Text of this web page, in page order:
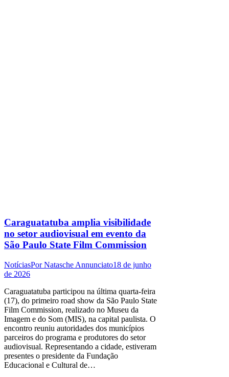
Caraguatatuba amplia visibilidade
no setor audiovisual em evento da
São Paulo State Film Commission
NotíciasPorNatasche Annunciato18 de junho
de 2026
Caraguatatuba participou na última quarta-feira
(17), do primeiro road show da São Paulo State
Film Commission, realizado no Museu da
Imagem e do Som (MIS), na capital paulista. O
encontro reuniu autoridades dos municípios
parceiros do programa e produtores do setor
audiovisual. Representando a cidade, estiveram
presentes o presidente da Fundação
Educacional e Cultural de…